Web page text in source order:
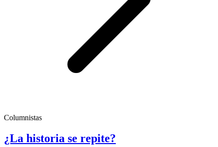
Columnistas
¿La historia se repite?